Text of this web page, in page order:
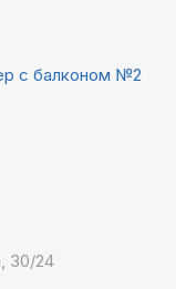
с балконом №2
30/24